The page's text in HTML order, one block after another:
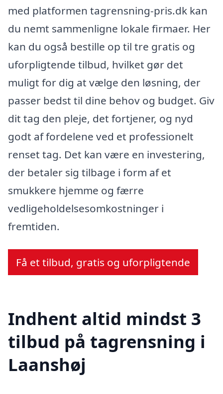
med platformen tagrensning-pris.dk kan
du nemt sammenligne lokale firmaer. Her
kan du også bestille op til tre gratis og
uforpligtende tilbud, hvilket gør det
muligt for dig at vælge den løsning, der
passer bedst til dine behov og budget. Giv
dit tag den pleje, det fortjener, og nyd
godt af fordelene ved et professionelt
renset tag. Det kan være en investering,
der betaler sig tilbage i form af et
smukkere hjemme og færre
vedligeholdelsesomkostninger i
fremtiden.
Få et tilbud, gratis og uforpligtende
Indhent altid mindst 3
tilbud på tagrensning i
Laanshøj